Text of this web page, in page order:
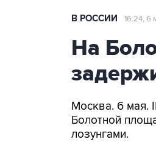
В РОССИИ 16:24, 6
На
Москва. 6 мая.
Болотной
лозунгами.